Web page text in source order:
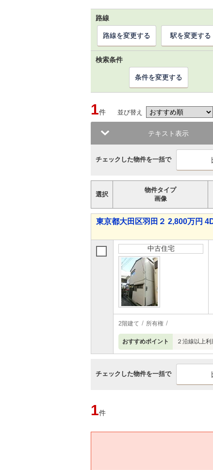
路線
路線を変更する 駅を変更する
検索条件
条件を変更する
1件 並び替え
テキスト表示
チェックした物件を一括で
選択
物件タイプ
画像
東京都大田区羽田２ 2,800万円
中古住宅
2階建て 所有権
おすすめポイント ２沿線以上
チェックした物件を一括で
1件